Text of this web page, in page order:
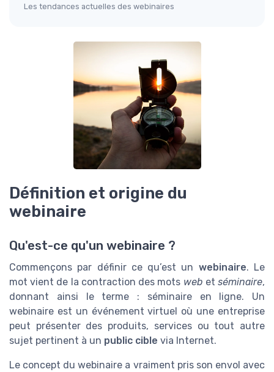
Les tendances actuelles des webinaires
Définition et origine du
webinaire
Qu'est-ce qu'un webinaire ?
Commençons par définir ce qu’est un webinaire. Le
mot vient de la contraction des mots web etséminaire,
donnant ainsi le terme : séminaire en ligne. Un
webinaire est un événement virtuel où une entreprise
peut présenter des produits, services ou tout autre
sujet pertinent à un public cible via Internet.
Le concept du webinaire a vraiment pris son envol avec